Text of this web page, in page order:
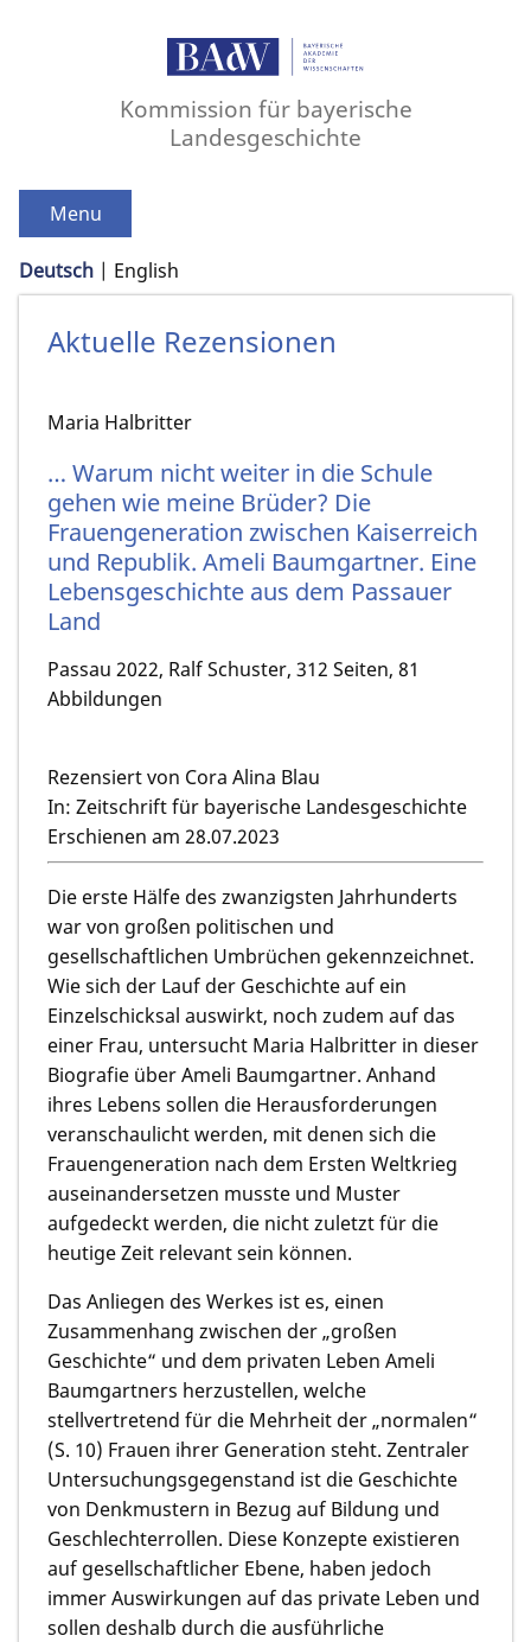
Kommission für bayerische
Landesgeschichte
Menu
Deutsch English
Aktuelle Rezensionen
Maria Halbritter
… Warum nicht weiter in die Schule
gehen wie meine Brüder? Die
Frauengeneration zwischen Kaiserreich
und Republik. Ameli Baumgartner. Eine
Lebensgeschichte aus dem Passauer
Land
Passau 2022, Ralf Schuster, 312 Seiten, 81
Abbildungen
Rezensiert von Cora Alina Blau
In: Zeitschrift für bayerische Landesgeschichte
Erschienen am 28.07.2023
Die erste Hälfe des zwanzigsten Jahrhunderts
war von großen politischen und
gesellschaftlichen Umbrüchen gekennzeichnet.
Wie sich der Lauf der Geschichte auf ein
Einzelschicksal auswirkt, noch zudem auf das
einer Frau, untersucht Maria Halbritter in dieser
Biografie über Ameli Baumgartner. Anhand
ihres Lebens sollen die Herausforderungen
veranschaulicht werden, mit denen sich die
Frauengeneration nach dem Ersten Weltkrieg
auseinandersetzen musste und Muster
aufgedeckt werden, die nicht zuletzt für die
heutige Zeit relevant sein können.
Das Anliegen des Werkes ist es, einen
Zusammenhang zwischen der „großen
Geschichte“ und dem privaten Leben Ameli
Baumgartners herzustellen, welche
stellvertretend für die Mehrheit der „normalen“
(S. 10) Frauen ihrer Generation steht. Zentraler
Untersuchungsgegenstand ist die Geschichte
von Denkmustern in Bezug auf Bildung und
Geschlechterrollen. Diese Konzepte existieren
auf gesellschaftlicher Ebene, haben jedoch
immer Auswirkungen auf das private Leben und
sollen deshalb durch die ausführliche